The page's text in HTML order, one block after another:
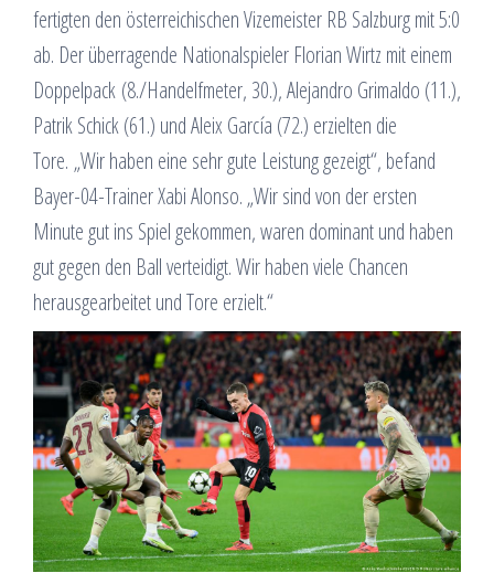
fertigten den österreichischen Vizemeister RB Salzburg mit 5:0
ab. Der überragende Nationalspieler Florian Wirtz mit einem
Doppelpack (8./Handelfmeter, 30.), Alejandro Grimaldo (11.),
Patrik Schick (61.) und Aleix García (72.) erzielten die
Tore. „Wir haben eine sehr gute Leistung gezeigt“, befand
Bayer-04-Trainer Xabi Alonso. „Wir sind von der ersten
Minute gut ins Spiel gekommen, waren dominant und haben
gut gegen den Ball verteidigt. Wir haben viele Chancen
herausgearbeitet und Tore erzielt.“